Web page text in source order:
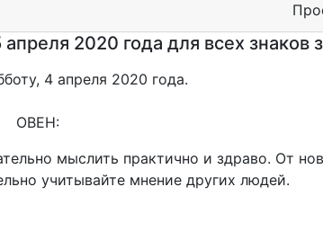
2020 года для всех знаков
4 апреля 2020 года.
ОВЕН:
мыслить практично и здраво. От
учитывайте мнение других людей.